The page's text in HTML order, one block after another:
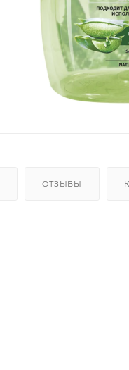
ОТЗЫВЫ